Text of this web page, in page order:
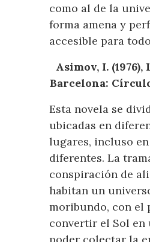
como al de la
forma amena y
accesible para
Asimov, I.
Barcelona:
Esta novela se
ubicadas en
lugares, incluso
diferentes. La
conspiración de
habitan un
moribundo, con el
convertir el Sol en
poder colectar la